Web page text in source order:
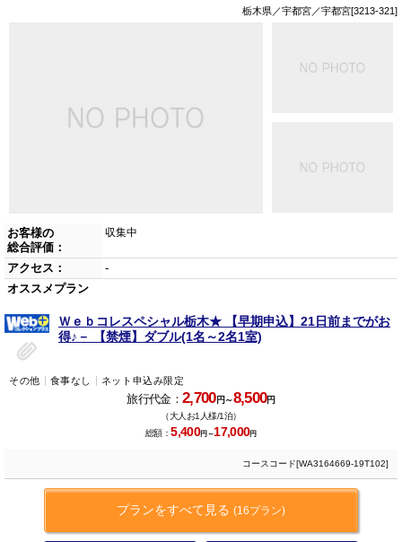
栃木県／宇都宮／宇都宮[3213-321]
お客様の
総合評価：
収集中
アクセス：
-
オススメプラン
Ｗｅｂコレスペシャル栃木★ 【早期申込】21日前までがお
得♪－ 【禁煙】ダブル(1名～2名1室)
その他 食事なし ネット申込み限定
旅行代金：2,700円～8,500円
（大人お1人様/1泊）
総額：5,400円～17,000円
コースコード[WA3164669-19T102]
プランをすべて見る (16プラン)